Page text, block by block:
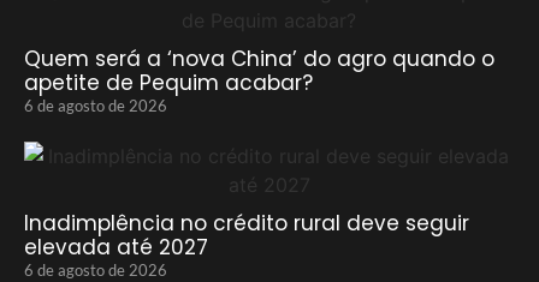
Quem será a ‘nova China’ do agro quando o
apetite de Pequim acabar?
6 de agosto de 2026
Inadimplência no crédito rural deve seguir
elevada até 2027
6 de agosto de 2026